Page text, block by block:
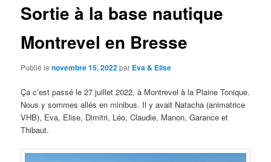
Sortie à la base nautique
Montrevel en Bresse
Publié lenovembre 15, 2022par Eva & Elise
Ça c’est passé le 27 juillet 2022, à Montrevel à la Plaine Tonique.
Nous y sommes allés en minibus. Il y avait Natacha (animatrice
VHB), Eva, Elise, Dimitri, Léo, Claudie, Manon, Garance et
Thibaut.